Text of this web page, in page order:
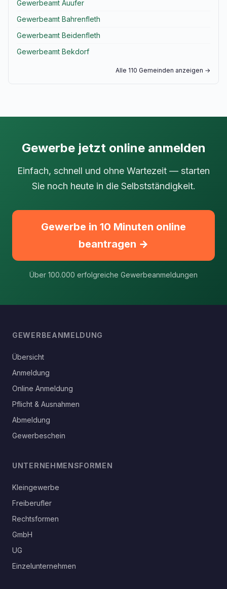
Gewerbeamt Auufer
Gewerbeamt Bahrenfleth
Gewerbeamt Beidenfleth
Gewerbeamt Bekdorf
Alle 110 Gemeinden anzeigen →
Gewerbe jetzt online anmelden
Einfach, schnell und ohne Wartezeit — starten
Sie noch heute in die Selbstständigkeit.
Gewerbe in 10 Minuten online
beantragen →
Über 100.000 erfolgreiche Gewerbeanmeldungen
GEWERBEANMELDUNG
Übersicht
Anmeldung
Online Anmeldung
Pflicht & Ausnahmen
Abmeldung
Gewerbeschein
UNTERNEHMENSFORMEN
Kleingewerbe
Freiberufler
Rechtsformen
GmbH
UG
Einzelunternehmen